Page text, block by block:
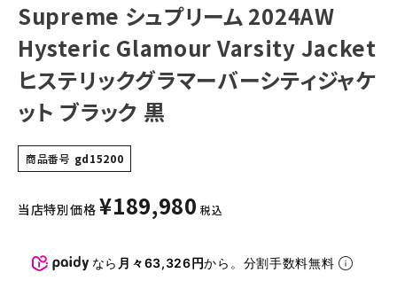
ジャケット・アウター
キャップ・ハット
ニット帽・ビーニー
バックパック・リュック
その他バッグ類
アクセサリー
Supreme シュプリーム 2024AW
Hysteric Glamour Varsity Jacket
ヒステリックグラマーバーシティジャケ
ット ブラック 黒
商品番号 gd15200
当店特別価格 ¥189,980 税込
なら 月々63,326円から。分割手数料無料